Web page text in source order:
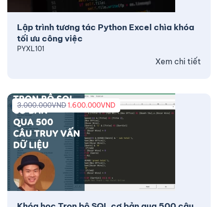
Lập trình tương tác Python Excel chìa khóa
tối ưu công việc
PYXL101
Xem chi tiết
3.000.000VND1.600.000VND